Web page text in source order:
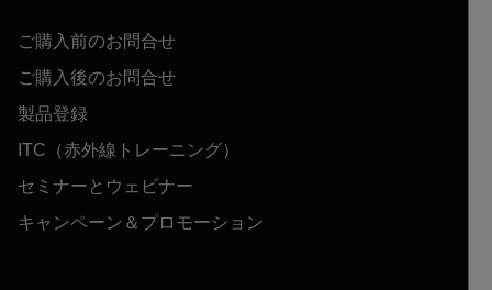
ご購入前のお問合せ
ご購入後のお問合せ
製品登録
ITC（赤外線トレーニング）
セミナーとウェビナー
キャンペーン＆プロモーション